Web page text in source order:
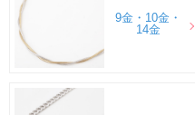
9金・10金・
14金